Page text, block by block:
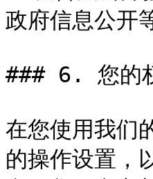
政府信息公开
### 6. 您的
在您使用我们
的操作设置，